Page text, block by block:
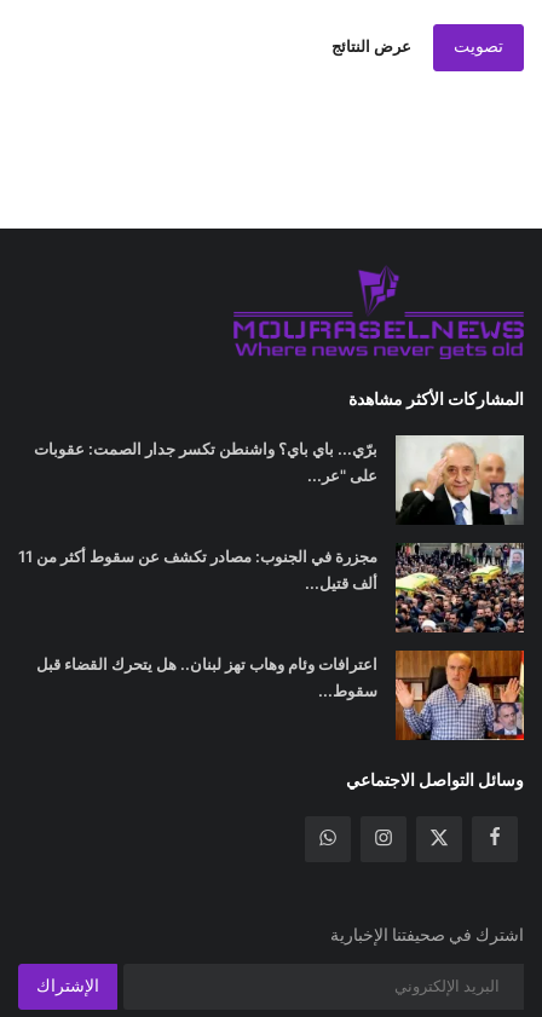
تصويت عرض النتائج
المشاركات الأكثر مشاهدة
برّي... باي باي؟ واشنطن تكسر جدار الصمت: عقوبات
على "عر...
مجزرة في الجنوب: مصادر تكشف عن سقوط أكثر من 11
ألف قتيل...
اعترافات وئام وهاب تهز لبنان.. هل يتحرك القضاء قبل
سقوط...
وسائل التواصل الاجتماعي
اشترك في صحيفتنا الإخبارية
الإشتراك